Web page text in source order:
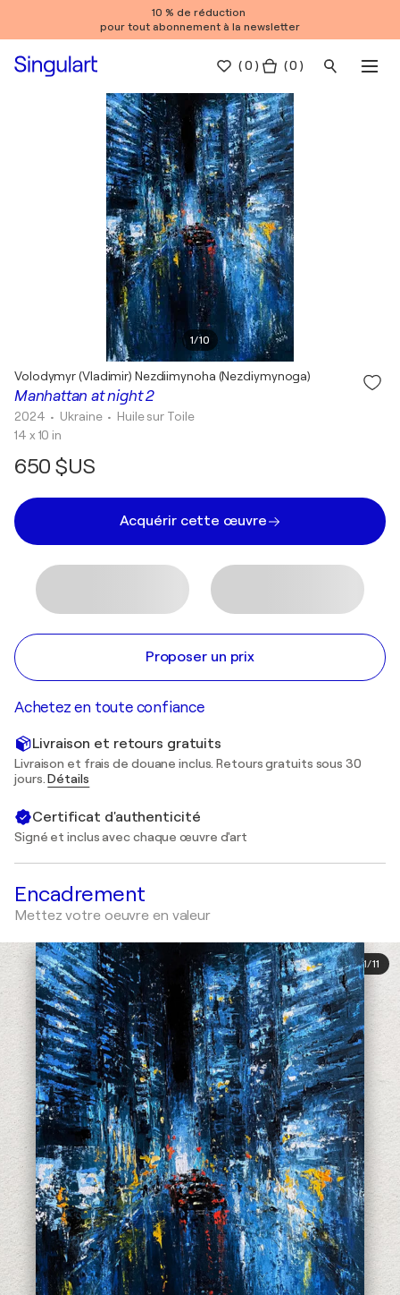
10 % de réduction
pour tout abonnement à la newsletter
(0 ) ( 0 )
1/10
Manhattan at night 2
Volodymyr (Vladimir) Nezdiimynoha (Nezdiymynoga)
2024 • Ukraine • Huile sur Toile
14 x 10 in
650 $US
Acquérir cette œuvre
Proposer un prix
Achetez en toute confiance
Livraison et retours gratuits
Livraison et frais de douane inclus. Retours gratuits sous 30
jours.Détails
Certificat d'authenticité
Signé et inclus avec chaque œuvre d'art
Encadrement
Mettez votre oeuvre en valeur
1/11